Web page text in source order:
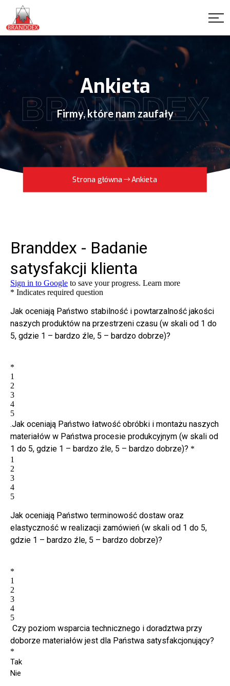
Ankieta
Firmy, które nam zaufały
Strona główna Ankieta
BRANDDEX